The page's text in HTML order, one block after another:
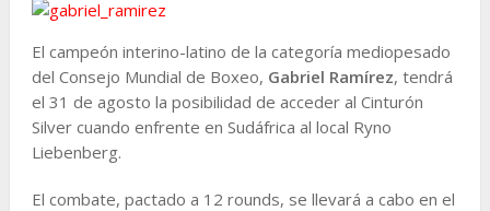
El campeón interino-latino de la categoría mediopesado
del Consejo Mundial de Boxeo, Gabriel Ramírez, tendrá
el 31 de agosto la posibilidad de acceder al Cinturón
Silver cuando enfrente en Sudáfrica al local Ryno
Liebenberg.
El combate, pactado a 12 rounds, se llevará a cabo en el